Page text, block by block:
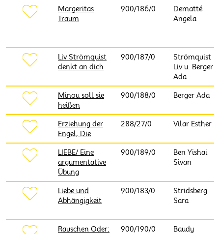
Margeritas
Traum
900/186/0
Dematté
Angela
Liv Strömquist
denkt an dich
900/187/0
Strömquist
Liv u. Berger
Ada
Minou soll sie
heißen
900/188/0 Berger Ada
Erziehung der
Engel, Die
288/27/0 Vilar Esther
LIEBE/ Eine
argumentative
Übung
900/189/0
Ben Yishai
Sivan
Liebe und
Abhängigkeit
900/183/0
Stridsberg
Sara
Rauschen Oder:
900/190/0
Baudy